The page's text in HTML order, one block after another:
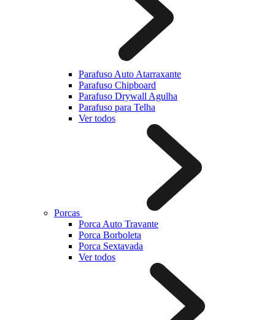
Parafuso Auto Atarraxante
Parafuso Chipboard
Parafuso Drywall Agulha
Parafuso para Telha
Ver todos
Porcas
Porca Auto Travante
Porca Borboleta
Porca Sextavada
Ver todos